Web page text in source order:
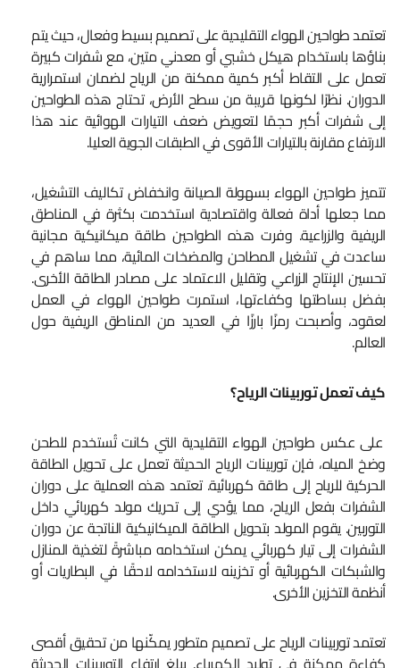
تعتمد طواحين الهواء التقليدية على تصميم بسيط وفعال، حيث يتم
بناؤها باستخدام هيكل خشبي أو معدني متين، مع شفرات كبيرة
تعمل على التقاط أكبر كمية ممكنة من الرياح لضمان استمرارية
الدوران. نظرًا لكونها قريبة من سطح الأرض، تحتاج هذه الطواحين
إلى شفرات أكبر حجمًا لتعويض ضعف التيارات الهوائية عند هذا
الارتفاع مقارنة بالتيارات الأقوى في الطبقات الجوية العليا.
تتميز طواحين الهواء بسهولة الصيانة وانخفاض تكاليف التشغيل،
مما جعلها أداة فعالة واقتصادية استخدمت بكثرة في المناطق
الريفية والزراعية. وفرت هذه الطواحين طاقة ميكانيكية مجانية
ساعدت في تشغيل المطاحن والمضخات المائية، مما ساهم في
تحسين الإنتاج الزراعي وتقليل الاعتماد على مصادر الطاقة الأخرى.
بفضل بساطتها وكفاءتها، استمرت طواحين الهواء في العمل
لعقود، وأصبحت رمزًا بارزًا في العديد من المناطق الريفية حول
العالم.
كيف تعمل توربينات الرياح؟
على عكس طواحين الهواء التقليدية التي كانت تُستخدم للطحن
وضخ المياه، فإن توربينات الرياح الحديثة تعمل على تحويل الطاقة
الحركية للرياح إلى طاقة كهربائية. تعتمد هذه العملية على دوران
الشفرات بفعل الرياح، مما يؤدي إلى تحريك مولد كهربائي داخل
التوربين. يقوم المولد بتحويل الطاقة الميكانيكية الناتجة عن دوران
الشفرات إلى تيار كهربائي يمكن استخدامه مباشرةً لتغذية المنازل
والشبكات الكهربائية أو تخزينه لاستخدامه لاحقًا في البطاريات أو
أنظمة التخزين الأخرى.
تعتمد توربينات الرياح على تصميم متطور يمكّنها من تحقيق أقصى